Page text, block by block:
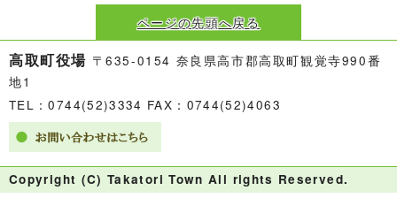
ページの先頭へ戻る
高取町役場 〒635-0154 奈良県高市郡高取町観覚寺990番
地1
TEL：0744(52)3334 FAX：0744(52)4063
Copyright (C) Takatori Town All rights Reserved.